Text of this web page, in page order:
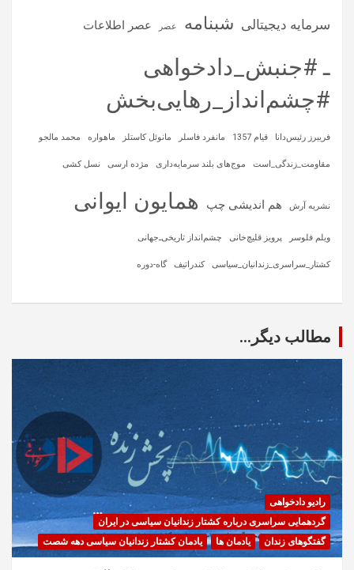
سرمایه‌ دیجیتالی شبنامه عصر عصر اطلاعات
ـ #جنبش_دادخواهی
#چشم‌انداز_رهایی‌بخش
فریبرز رئیس‌دانا قیام 1357 مانفرد فاسلر مانوئل کاستلز ماهواره‌ محمد مالجو
مقاومت_زندگی_است موج‌های بلند سرمایه‌داری مژده ارسی نسل کشی
نشریه آرش هم اندیشی چپ همایون ایوانی
ویلم فلوسر پرویز قلیچ‌خانی چشم‌انداز تاریخی‌ـ‌جهانی
کشتار_سراسری_زندانیان_سیاسی کندراتیف گاه-دوره
مطالب دیگر...
رادیو دادخواهی
گردهمایی سراسری درباره کشتار زندانیان سیاسی در ایران
گفتگوهای زندان
یادمان ها یادمان کشتار زندانیان سیاسی دهه شصت